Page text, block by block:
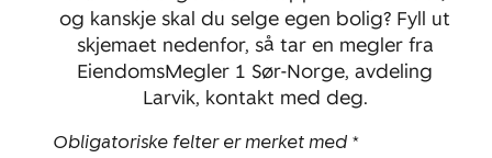
3
2
og kanskje skal du selge egen bolig? Fyll ut
skjemaet nedenfor, så tar en megler fra
EiendomsMegler 1 Sør-Norge, avdeling
Larvik, kontakt med deg.
Obligatoriske felter er merket med *